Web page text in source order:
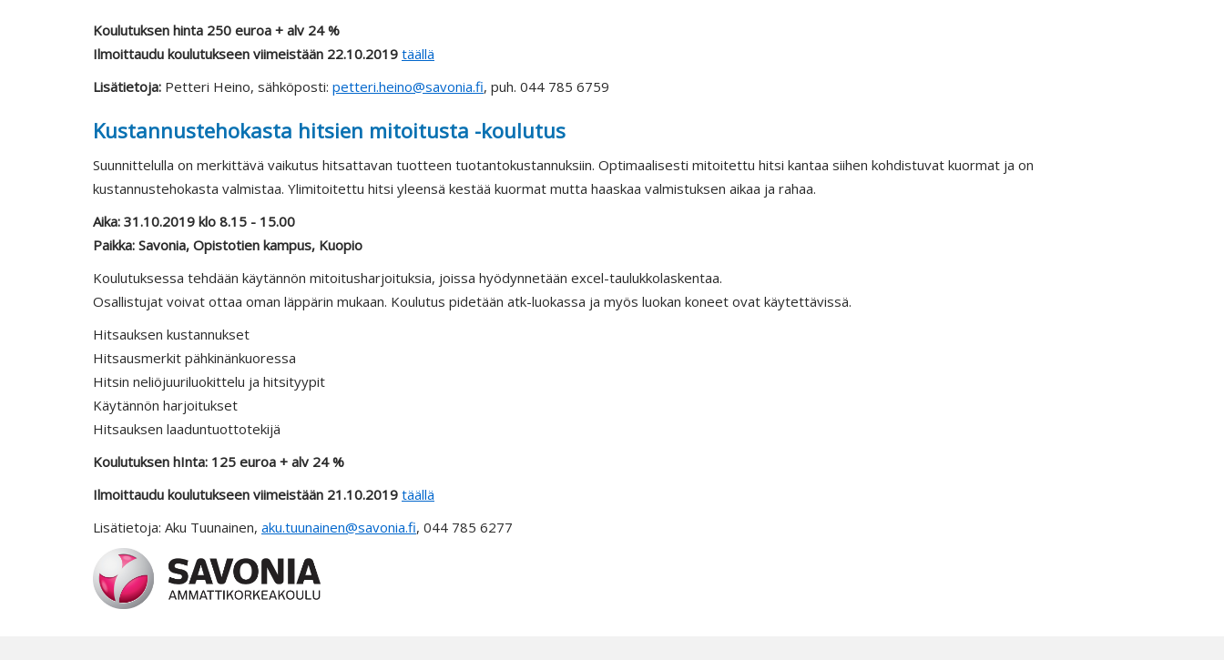
Koulutuksen hinta 250 euroa + alv 24 %
Ilmoittaudu koulutukseen viimeistään 22.10.2019 täällä
Lisätietoja: Petteri Heino, sähköposti: petteri.heino@savonia.fi, puh. 044 785 6759
Kustannustehokasta hitsien mitoitusta -koulutus
Suunnittelulla on merkittävä vaikutus hitsattavan tuotteen tuotantokustannuksiin. Optimaalisesti mitoitettu hitsi kantaa siihen kohdistuvat kuormat ja on
kustannustehokasta valmistaa. Ylimitoitettu hitsi yleensä kestää kuormat mutta haaskaa valmistuksen aikaa ja rahaa.
Aika: 31.10.2019 klo 8.15 - 15.00
Paikka: Savonia, Opistotien kampus, Kuopio
Koulutuksessa tehdään käytännön mitoitusharjoituksia, joissa hyödynnetään excel-taulukkolaskentaa.
Osallistujat voivat ottaa oman läppärin mukaan. Koulutus pidetään atk-luokassa ja myös luokan koneet ovat käytettävissä.
Hitsauksen kustannukset
Hitsausmerkit pähkinänkuoressa
Hitsin neliöjuuriluokittelu ja hitsityypit
Käytännön harjoitukset
Hitsauksen laaduntuottotekijä
Koulutuksen hInta: 125 euroa + alv 24 %
Ilmoittaudu koulutukseen viimeistään 21.10.2019 täällä
Lisätietoja: Aku Tuunainen, aku.tuunainen@savonia.fi, 044 785 6277